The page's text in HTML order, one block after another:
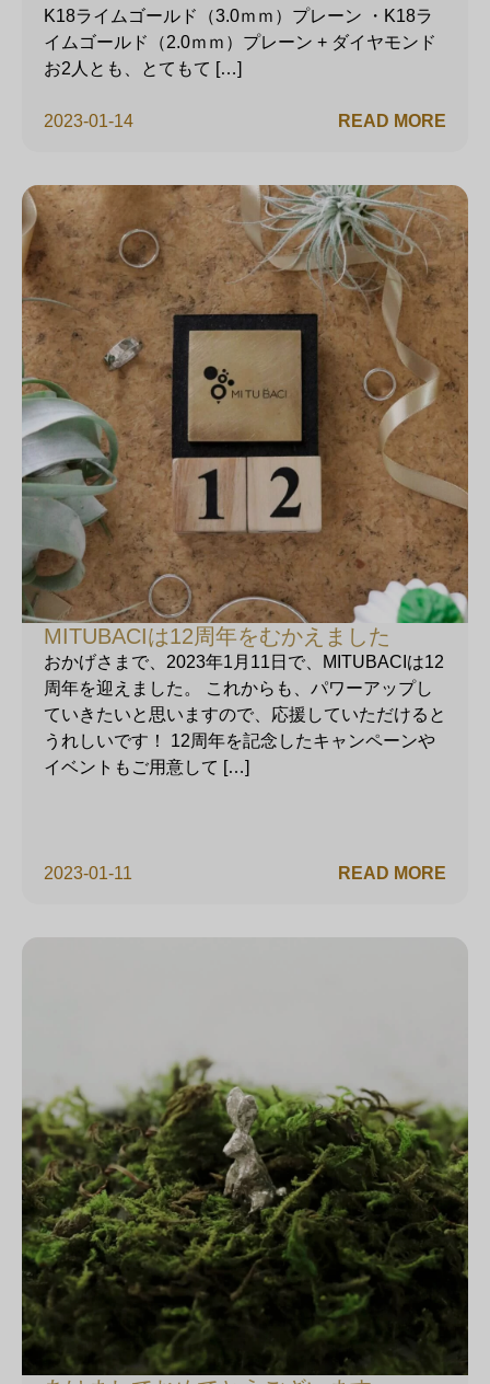
2023-01-14
K18ライムゴールド（3.0ｍｍ）プレーン ・K18ラ
イムゴールド（2.0ｍｍ）プレーン + ダイヤモンド
お2人とも、とてもて […]
READ MORE
MITUBACIは12周年をむかえました
2023-01-11
おかげさまで、2023年1月11日で、MITUBACIは12
周年を迎えました。 これからも、パワーアップし
ていきたいと思いますので、応援していただけると
うれしいです！ 12周年を記念したキャンペーンや
イベントもご用意して […]
READ MORE